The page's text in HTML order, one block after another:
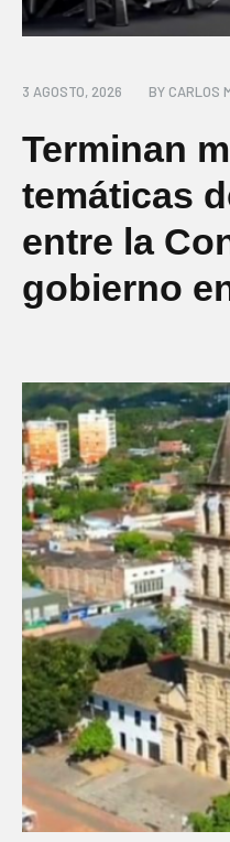
3 AGOSTO, 2026 BY CARLOS
Terminan
temáticas
entre la
gobierno